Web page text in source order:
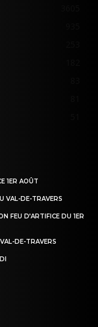
1ER AOÛT
VAL-DE-TRAVERS
FEU D’ARTIFICE DU 1ER
DE-TRAVERS